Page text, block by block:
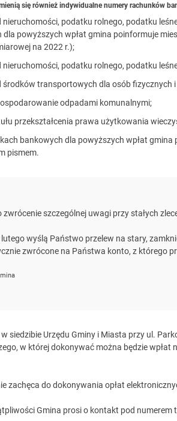
się również indywidualne numery rachunków
nieruchomości, podatku rolnego, podatku
dla powyższych wpłat gmina poinformuje
na 2022 r.);
nieruchomości, podatku rolnego, podatku
środków transportowych dla osób fizycznych
odpadami komunalnymi;
przekształcenia prawa użytkowania
bankowych dla powyższych wpłat
pismem.
zwrócenie szczególnej uwagi przy stałych
wyślą Państwo przelew na stary,
zwrócone na Państwa konto, z którego
siedzibie Urzędu Gminy i Miasta przy ul.
w której dokonywać można będzie
zachęca do dokonywania opłat
Gmina prosi o kontakt pod numerem